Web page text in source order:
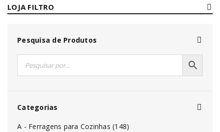
LOJA FILTRO
Pesquisa de Produtos
Categorias
A - Ferragens para Cozinhas (148)